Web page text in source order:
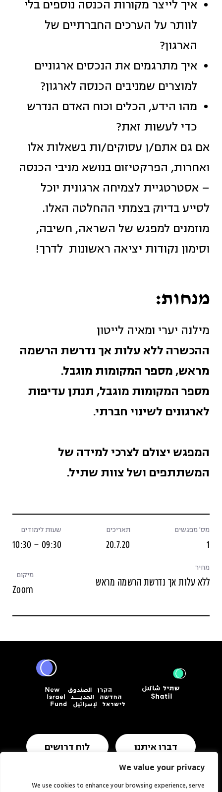
We value your privacy
We use cookies to enhance your browsing experience, serve
איך לייצר מקורות הכנסה נוספים בלי
לוותר על הערכים החברתיים של
הארגון?
איך מתרגמים את הנכסים ארגוניים
למוצרים שמניבים הכנסה לארגון?
מהו הידע, הכלים וכוח האדם הנדרש
כדי לעשות זאת?
אם גם אתם/ן עסוקים/ות בשאלות אלו
ואחרות, הפרקטיזום בנושא מניבי הכנסה
– אסטרטגיית לצמיחה ארגונית יוכל
לסייע בדיוק בצמתי ההחלטה האלו.
מוזמנים למפגש של השראה, חשיבה,
וסימון נקודות יציאה ראשונות לדרך!
מנחות:
מילנה יערי ומאיה לייטון
ההכשרה ללא עלות אך נדרשת הרשמה
מראש, מספר המקומות מוגבל.
מספר המקומות מוגבל, תנתן עדיפות
לארגונים לשינוי חברתי.
המפגש יצולם לצרכי למידה של
המשתתפים ושל צוות שתיל.
מס' מפגשים
1
תאריכים
20.7.20
שעות לימודים
09:30 – 10:30
מחיר
ללא עלות אך נדרשת הרשמה מראש מיקום
Zoom
דברו איתנו לוח דרושים